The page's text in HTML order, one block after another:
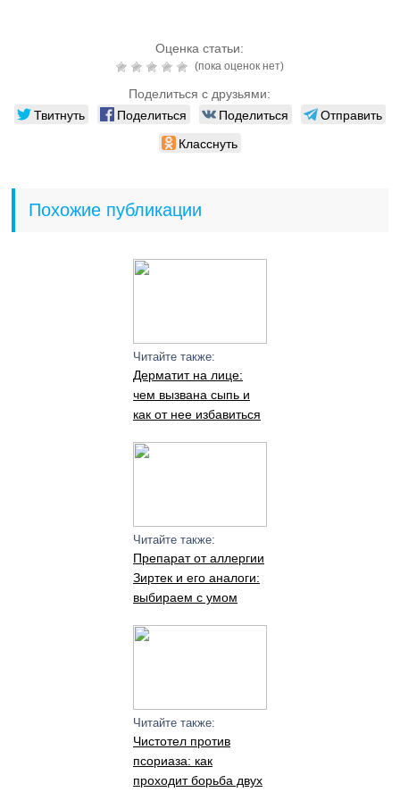
Оценка статьи:
(пока оценок нет)
Поделиться с друзьями:
Твитнуть Поделиться Поделиться
Отправить
Класснуть
Похожие публикации
Читайте также:
Дерматит на лице:
чем вызвана сыпь и
как от нее избавиться
Читайте также:
Препарат от аллергии
Зиртек и его аналоги:
выбираем с умом
Читайте также:
Чистотел против
псориаза: как
проходит борьба двух